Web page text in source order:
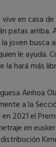
en casa
patas arriba.
joven busca
le ayuda.
la hará más
Ainhoa
a la
2021 el
en